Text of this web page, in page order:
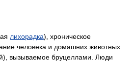
лихорадка), хроническое
человека и домашних животных
вызываемое бруцеллами. Люди